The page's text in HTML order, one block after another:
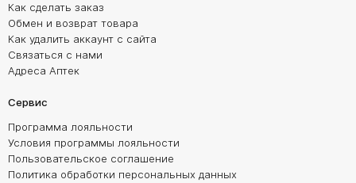
Как сделать заказ
Обмен и возврат товара
Как удалить аккаунт с сайта
Связаться с нами
Адреса Аптек
Сервис
Программа лояльности
Условия программы лояльности
Пользовательское соглашение
Политика обработки персональных данных